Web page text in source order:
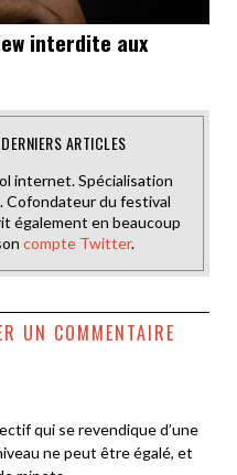
interdite aux
DERNIERS ARTICLES
internet. Spécialisation
Cofondateur du festival
également en beaucoup
compte Twitter.
UN COMMENTAIRE
qui se revendique d’une
ne peut être égalé, et